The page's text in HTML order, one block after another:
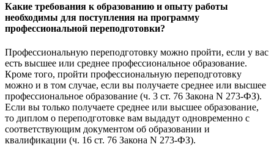
Какие требования к образованию и опыту работы
необходимы для поступления на программу
профессиональной переподготовки?
Профессиональную переподготовку можно пройти, если у вас
есть высшее или среднее профессиональное образование.
Кроме того, пройти профессиональную переподготовку
можно и в том случае, если вы получаете среднее или высшее
профессиональное образование (ч. 3 ст. 76 Закона N 273-ФЗ).
Если вы только получаете среднее или высшее образование,
то диплом о переподготовке вам выдадут одновременно с
соответствующим документом об образовании и
квалификации (ч. 16 ст. 76 Закона N 273-ФЗ).